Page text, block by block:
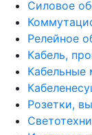
Силовое
Релейное
Кабель,
Кабельные
Розетки,